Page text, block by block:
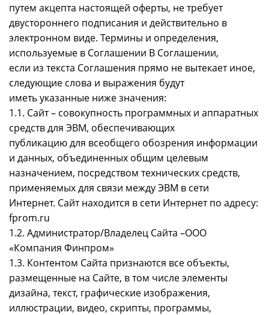
путем акцепта настоящей оферты, не требует
двустороннего подписания и действительно в
электронном виде. Термины и определения,
используемые в Соглашении В Соглашении,
если из текста Соглашения прямо не вытекает иное,
следующие слова и выражения будут
иметь указанные ниже значения:
1.1. Сайт – совокупность программных и аппаратных
средств для ЭВМ, обеспечивающих
публикацию для всеобщего обозрения информации
и данных, объединенных общим целевым
назначением, посредством технических средств,
применяемых для связи между ЭВМ в сети
Интернет. Сайт находится в сети Интернет по адресу:
fprom.ru
1.2. Администратор/Владелец Сайта –ООО
«Компания Финпром»
1.3. Контентом Сайта признаются все объекты,
размещенные на Сайте, в том числе элементы
дизайна, текст, графические изображения,
иллюстрации, видео, скрипты, программы,